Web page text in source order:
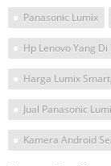
Panasonic Lumix